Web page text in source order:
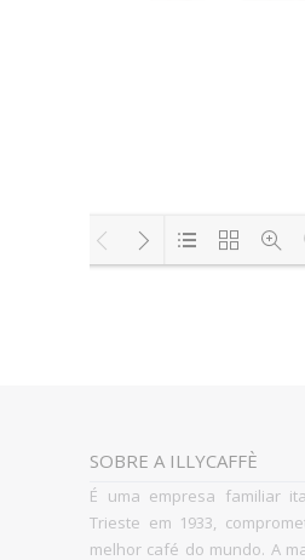
SOBRE A ILLYCAFFÈ
É uma empresa familiar
Trieste em 1933,
melhor café do mundo. A